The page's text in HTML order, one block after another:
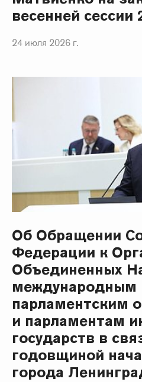
весенней сессии
24 июля 2026 г.
Об Обращении
Федерации к
Объединенных
международным
парламентским
и парламентам
государств в
годовщиной
города